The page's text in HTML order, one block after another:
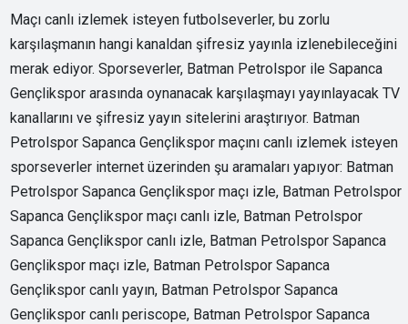
Maçı canlı izlemek isteyen futbolseverler, bu zorlu
karşılaşmanın hangi kanaldan şifresiz yayınla izlenebileceğini
merak ediyor. Sporseverler, Batman Petrolspor ile Sapanca
Gençlikspor arasında oynanacak karşılaşmayı yayınlayacak TV
kanallarını ve şifresiz yayın sitelerini araştırıyor. Batman
Petrolspor Sapanca Gençlikspor maçını canlı izlemek isteyen
sporseverler internet üzerinden şu aramaları yapıyor: Batman
Petrolspor Sapanca Gençlikspor maçı izle, Batman Petrolspor
Sapanca Gençlikspor maçı canlı izle, Batman Petrolspor
Sapanca Gençlikspor canlı izle, Batman Petrolspor Sapanca
Gençlikspor maçı izle, Batman Petrolspor Sapanca
Gençlikspor canlı yayın, Batman Petrolspor Sapanca
Gençlikspor canlı periscope, Batman Petrolspor Sapanca